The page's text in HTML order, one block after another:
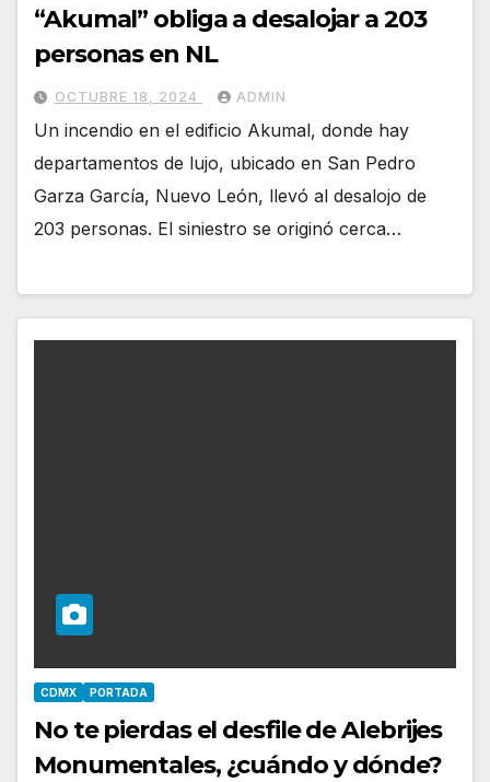
“Akumal” obliga a desalojar a 203
personas en NL
OCTUBRE 18, 2024 ADMIN
Un incendio en el edificio Akumal, donde hay
departamentos de lujo, ubicado en San Pedro
Garza García, Nuevo León, llevó al desalojo de
203 personas. El siniestro se originó cerca…
CDMX PORTADA
No te pierdas el desfile de Alebrijes
Monumentales, ¿cuándo y dónde?